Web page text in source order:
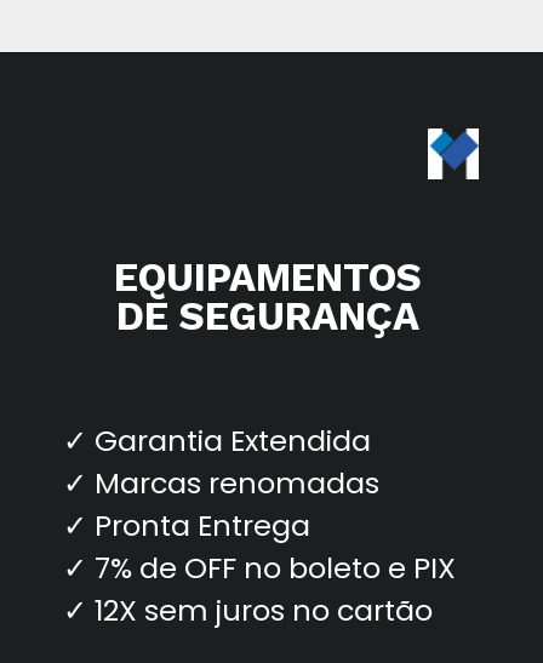
✓ Garantia Extendida
✓ Marcas renomadas
✓ Pronta Entrega
✓ 7% de OFF no boleto e PIX
✓ 12X sem juros no cartão
EQUIPAMENTOS
DE SEGURANÇA